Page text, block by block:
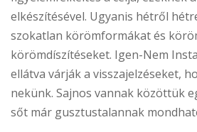
elkészítésével. Ugyanis hétről
szokatlan körömformákat és
körömdíszítéseket. Igen-Nem
ellátva várják a visszajelzéseket,
nekünk. Sajnos vannak közöttük
sőt már gusztustalannak